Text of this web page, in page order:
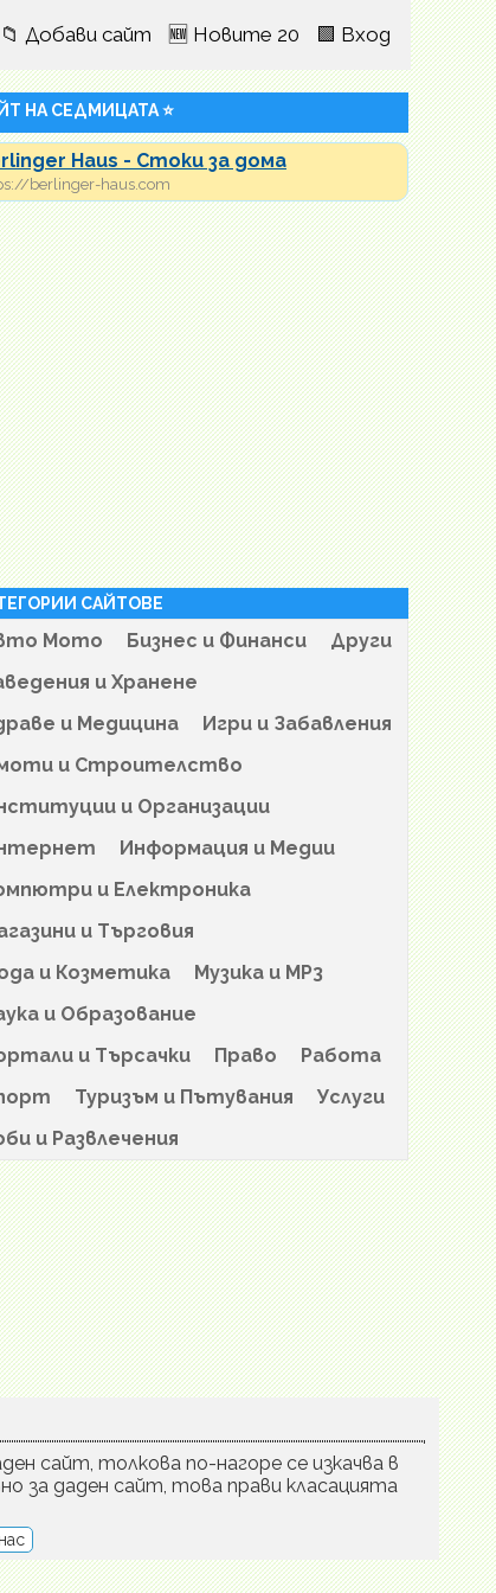
📁 Добави сайт 🆕 Новите 20 🟩 Вход
НА СЕДМИЦАТА ⭐
Haus - Стоки за дома
berlinger-haus.com
САЙТОВЕ
Мото Бизнес и Финанси
Други
и Хранене
и Медицина
Игри и Забавления
и Строителство
и Организации
Информация и Медии
и Електроника
и Търговия
и Козметика
Музика и MP3
и Образование
и Търсачки
Право
Работа
Туризъм и Пътувания
Услуги
и Развлечения
сайт, толкова по-нагоре се изкачва в
за даден сайт, това прави класацията